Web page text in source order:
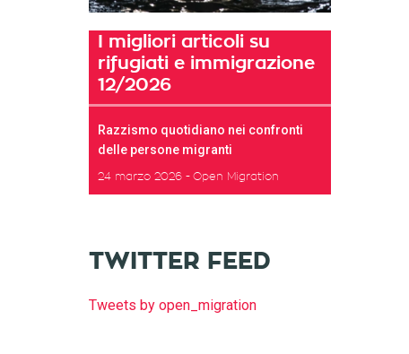
I migliori articoli su
rifugiati e immigrazione
12/2026
Razzismo quotidiano nei confronti
delle persone migranti
24 marzo 2026 Open Migration
TWITTER FEED
Tweets by open_migration